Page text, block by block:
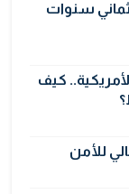
ثماني سنوات
كيف